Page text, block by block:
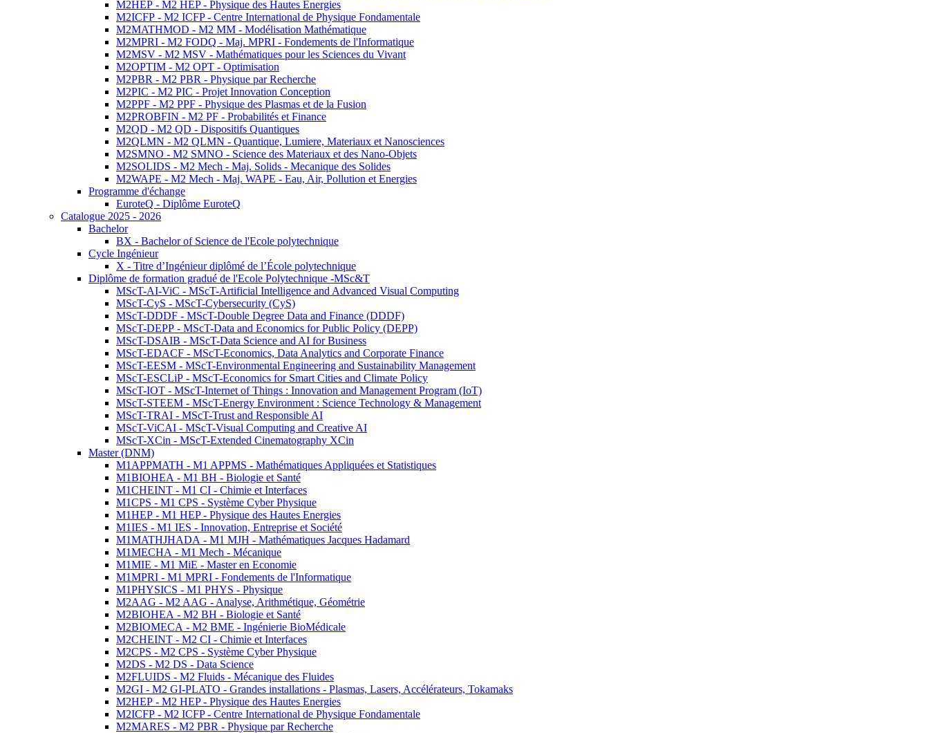
M2HEP - M2 HEP - Physique des Hautes Energies
M2ICFP - M2 ICFP - Centre International de Physique Fondamentale
M2MATHMOD - M2 MM - Modélisation Mathématique
M2MPRI - M2 FODQ - Maj. MPRI - Fondements de l'Informatique
M2MSV - M2 MSV - Mathématiques pour les Sciences du Vivant
M2OPTIM - M2 OPT - Optimisation
M2PBR - M2 PBR - Physique par Recherche
M2PIC - M2 PIC - Projet Innovation Conception
M2PPF - M2 PPF - Physique des Plasmas et de la Fusion
M2PROBFIN - M2 PF - Probabilités et Finance
M2QD - M2 QD - Dispositifs Quantiques
M2QLMN - M2 QLMN - Quantique, Lumiere, Materiaux et Nanosciences
M2SMNO - M2 SMNO - Science des Materiaux et des Nano-Objets
M2SOLIDS - M2 Mech - Maj. Solids - Mecanique des Solides
M2WAPE - M2 Mech - Maj. WAPE - Eau, Air, Pollution et Energies
Programme d'échange
EuroteQ - Diplôme EuroteQ
Catalogue 2025 - 2026
Bachelor
BX - Bachelor of Science de l'Ecole polytechnique
Cycle Ingénieur
X - Titre d’Ingénieur diplômé de l’École polytechnique
Diplôme de formation gradué de l'Ecole Polytechnique -MSc&T
MScT-AI-ViC - MScT-Artificial Intelligence and Advanced Visual Computing
MScT-CyS - MScT-Cybersecurity (CyS)
MScT-DDDF - MScT-Double Degree Data and Finance (DDDF)
MScT-DEPP - MScT-Data and Economics for Public Policy (DEPP)
MScT-DSAIB - MScT-Data Science and AI for Business
MScT-EDACF - MScT-Economics, Data Analytics and Corporate Finance
MScT-EESM - MScT-Environmental Engineering and Sustainability Management
MScT-ESCLiP - MScT-Economics for Smart Cities and Climate Policy
MScT-IOT - MScT-Internet of Things : Innovation and Management Program (IoT)
MScT-STEEM - MScT-Energy Environment : Science Technology & Management
MScT-TRAI - MScT-Trust and Responsible AI
MScT-ViCAI - MScT-Visual Computing and Creative AI
MScT-XCin - MScT-Extended Cinematography XCin
Master (DNM)
M1APPMATH - M1 APPMS - Mathématiques Appliquées et Statistiques
M1BIOHEA - M1 BH - Biologie et Santé
M1CHEINT - M1 CI - Chimie et Interfaces
M1CPS - M1 CPS - Système Cyber Physique
M1HEP - M1 HEP - Physique des Hautes Energies
M1IES - M1 IES - Innovation, Entreprise et Société
M1MATHJHADA - M1 MJH - Mathématiques Jacques Hadamard
M1MECHA - M1 Mech - Mécanique
M1MIE - M1 MiE - Master en Economie
M1MPRI - M1 MPRI - Fondements de l'Informatique
M1PHYSICS - M1 PHYS - Physique
M2AAG - M2 AAG - Analyse, Arithmétique, Géométrie
M2BIOHEA - M2 BH - Biologie et Santé
M2BIOMECA - M2 BME - Ingénierie BioMédicale
M2CHEINT - M2 CI - Chimie et Interfaces
M2CPS - M2 CPS - Système Cyber Physique
M2DS - M2 DS - Data Science
M2FLUIDS - M2 Fluids - Mécanique des Fluides
M2GI - M2 GI-PLATO - Grandes installations - Plasmas, Lasers, Accélérateurs, Tokamaks
M2HEP - M2 HEP - Physique des Hautes Energies
M2ICFP - M2 ICFP - Centre International de Physique Fondamentale
M2MARES - M2 PBR - Physique par Recherche